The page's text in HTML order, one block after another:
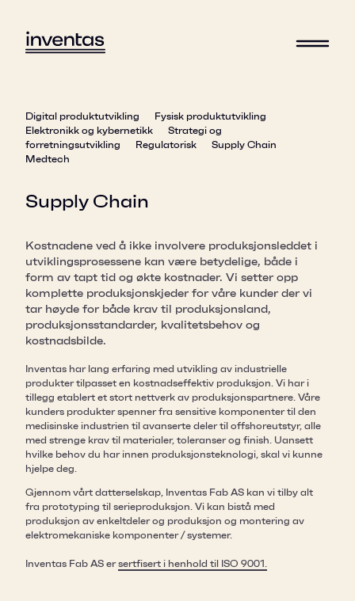
Digital produktutvikling
Fysisk produktutvikling
Elektronikk og kybernetikk
Strategi og
forretningsutvikling
Regulatorisk
Supply Chain
Medtech
Supply Chain
Kostnadene ved å ikke involvere produksjonsleddet i
utviklingsprosessene kan være betydelige, både i
form av tapt tid og økte kostnader. Vi setter opp
komplette produksjonskjeder for våre kunder der vi
tar høyde for både krav til produksjonsland,
produksjonsstandarder, kvalitetsbehov og
kostnadsbilde.
Inventas har lang erfaring med utvikling av industrielle
produkter tilpasset en kostnadseffektiv produksjon. Vi har i
tillegg etablert et stort nettverk av produksjonspartnere. ​Våre
kunders produkter spenner fra sensitive komponenter til den
medisinske industrien til avanserte deler til offshoreutstyr, alle
med strenge krav til materialer, toleranser og finish. Uansett
hvilke behov du har innen produksjonsteknologi, skal vi kunne
hjelpe deg. ​
​Gjennom vårt datterselskap, Inventas Fab AS kan vi tilby alt
fra prototyping til serieproduksjon. Vi kan bistå med
produksjon av enkeltdeler og produksjon og montering av
elektromekaniske komponenter / systemer. ​
Inventas Fab AS ersertfisert i henhold til ISO 9001.